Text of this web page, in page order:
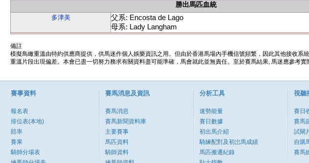
勝出馬匹血統
多津美
父系: Encosta de Lago
母系: Lady Langham
備註
模擬鳥瞰重溫由特約供應商提供，供馬迷作個人娛樂資訊之用。但由於香港馬場內手機信號頻繁，因此其他接收系
重溫片段出現偏差。本會已盡一切努力務求有關資料盡可能準確，馬會就此並無責任。至於賽馬結果, 馬迷應參考實
賽事資料
報名表
排位表(本地)
賠率
賽果
騎師分場表
賽馬消息及資訊
賽馬消息
賽馬新聞資料庫
主要賽事
馬匹資料
騎師資料
分析工具
速勢能量
賽日數據
初出馬介紹
騎練配對及初岀馬成績
馬匹搬遷紀錄
視聽
賽日
賽馬
試閘
自購
賽馬